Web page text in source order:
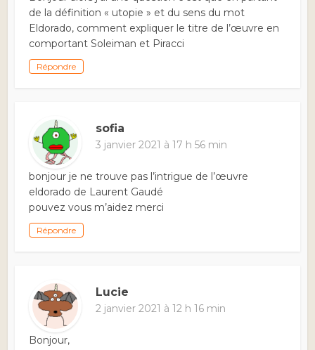
de la définition « utopie » et du sens du mot
Eldorado, comment expliquer le titre de l’œuvre en
comportant Soleiman et Piracci
Répondre
sofia
3 janvier 2021 à 17 h 56 min
bonjour je ne trouve pas l’intrigue de l’œuvre
eldorado de Laurent Gaudé
pouvez vous m’aidez merci
Répondre
Lucie
2 janvier 2021 à 12 h 16 min
Bonjour,